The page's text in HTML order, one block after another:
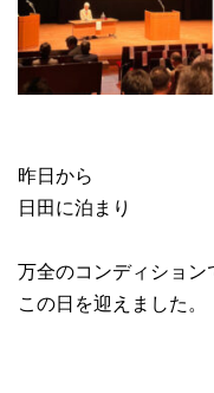
昨日から
日田に泊まり
万全のコンディション
この日を迎えました。